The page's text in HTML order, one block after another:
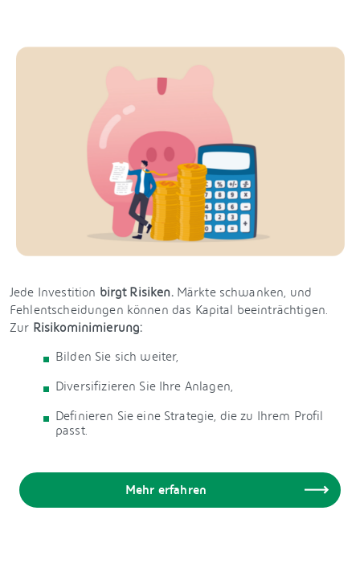
Jede Investition birgt Risiken.Märkte schwanken, und
Fehlentscheidungen können das Kapital beeinträchtigen.
Zur Risikominimierung:
Bilden Sie sich weiter,
Diversifizieren Sie Ihre Anlagen,
Definieren Sie eine Strategie, die zu Ihrem Profil
passt.
Mehr erfahren